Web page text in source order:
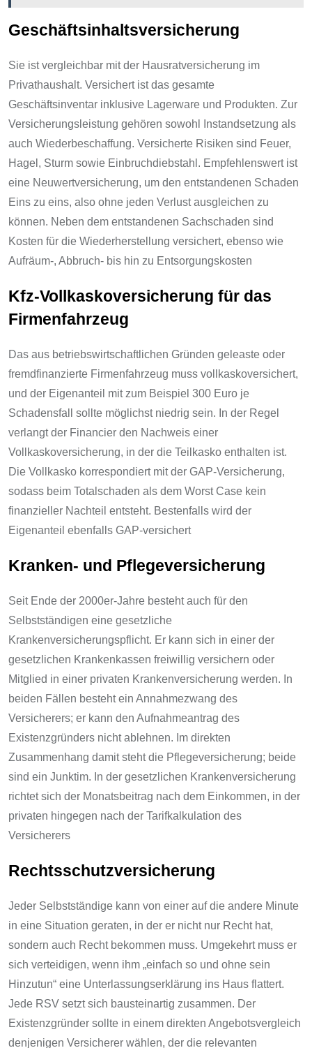
Geschäftsinhaltsversicherung
Sie ist vergleichbar mit der Hausratversicherung im
Privathaushalt. Versichert ist das gesamte
Geschäftsinventar inklusive Lagerware und Produkten. Zur
Versicherungsleistung gehören sowohl Instandsetzung als
auch Wiederbeschaffung. Versicherte Risiken sind Feuer,
Hagel, Sturm sowie Einbruchdiebstahl. Empfehlenswert ist
eine Neuwertversicherung, um den entstandenen Schaden
Eins zu eins, also ohne jeden Verlust ausgleichen zu
können. Neben dem entstandenen Sachschaden sind
Kosten für die Wiederherstellung versichert, ebenso wie
Aufräum-, Abbruch- bis hin zu Entsorgungskosten
Kfz-Vollkaskoversicherung für das
Firmenfahrzeug
Das aus betriebswirtschaftlichen Gründen geleaste oder
fremdfinanzierte Firmenfahrzeug muss vollkaskoversichert,
und der Eigenanteil mit zum Beispiel 300 Euro je
Schadensfall sollte möglichst niedrig sein. In der Regel
verlangt der Financier den Nachweis einer
Vollkaskoversicherung, in der die Teilkasko enthalten ist.
Die Vollkasko korrespondiert mit der GAP-Versicherung,
sodass beim Totalschaden als dem Worst Case kein
finanzieller Nachteil entsteht. Bestenfalls wird der
Eigenanteil ebenfalls GAP-versichert
Kranken- und Pflegeversicherung
Seit Ende der 2000er-Jahre besteht auch für den
Selbstständigen eine gesetzliche
Krankenversicherungspflicht. Er kann sich in einer der
gesetzlichen Krankenkassen freiwillig versichern oder
Mitglied in einer privaten Krankenversicherung werden. In
beiden Fällen besteht ein Annahmezwang des
Versicherers; er kann den Aufnahmeantrag des
Existenzgründers nicht ablehnen. Im direkten
Zusammenhang damit steht die Pflegeversicherung; beide
sind ein Junktim. In der gesetzlichen Krankenversicherung
richtet sich der Monatsbeitrag nach dem Einkommen, in der
privaten hingegen nach der Tarifkalkulation des
Versicherers
Rechtsschutzversicherung
Jeder Selbstständige kann von einer auf die andere Minute
in eine Situation geraten, in der er nicht nur Recht hat,
sondern auch Recht bekommen muss. Umgekehrt muss er
sich verteidigen, wenn ihm „einfach so und ohne sein
Hinzutun“ eine Unterlassungserklärung ins Haus flattert.
Jede RSV setzt sich bausteinartig zusammen. Der
Existenzgründer sollte in einem direkten Angebotsvergleich
denjenigen Versicherer wählen, der die relevanten